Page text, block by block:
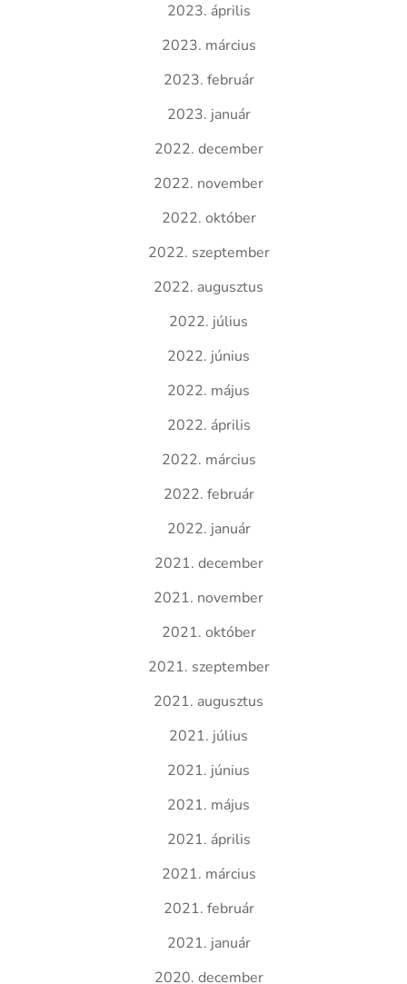
2023. április
2023. március
2023. február
2023. január
2022. december
2022. november
2022. október
2022. szeptember
2022. augusztus
2022. július
2022. június
2022. május
2022. április
2022. március
2022. február
2022. január
2021. december
2021. november
2021. október
2021. szeptember
2021. augusztus
2021. július
2021. június
2021. május
2021. április
2021. március
2021. február
2021. január
2020. december